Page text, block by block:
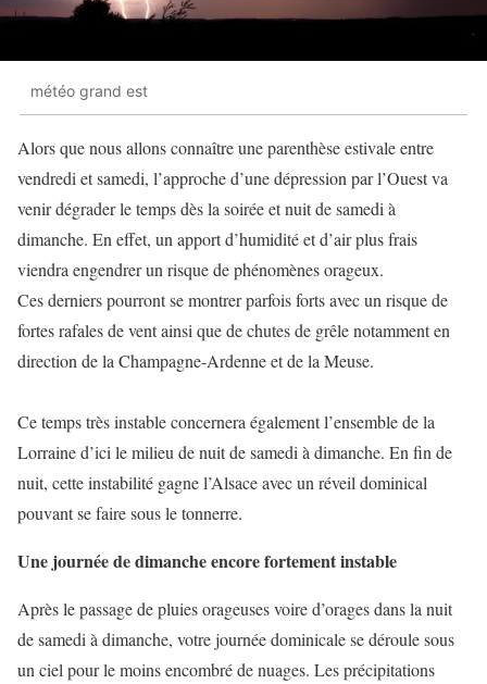
météo grand est
Alors que nous allons connaître une parenthèse estivale entre
vendredi et samedi, l’approche d’une dépression par l’Ouest va
venir dégrader le temps dès la soirée et nuit de samedi à
dimanche. En effet, un apport d’humidité et d’air plus frais
viendra engendrer un risque de phénomènes orageux.
Ces derniers pourront se montrer parfois forts avec un risque de
fortes rafales de vent ainsi que de chutes de grêle notamment en
direction de la Champagne-Ardenne et de la Meuse.
Ce temps très instable concernera également l’ensemble de la
Lorraine d’ici le milieu de nuit de samedi à dimanche. En fin de
nuit, cette instabilité gagne l’Alsace avec un réveil dominical
pouvant se faire sous le tonnerre.
Une journée de dimanche encore fortement instable
Après le passage de pluies orageuses voire d’orages dans la nuit
de samedi à dimanche, votre journée dominicale se déroule sous
un ciel pour le moins encombré de nuages. Les précipitations